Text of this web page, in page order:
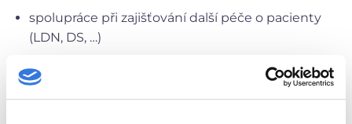
spolupráce při zajišťování další péče o pacienty
(LDN, DS, …)
sociální poradenství pro seniory a osoby